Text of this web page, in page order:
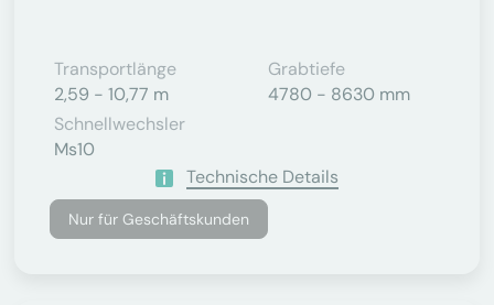
Transportlänge
2,59 - 10,77 m
Grabtiefe
4780 - 8630 mm
Schnellwechsler
Ms10
Technische Details
Nur für Geschäftskunden